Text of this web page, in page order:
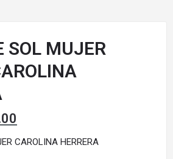
SOL MUJER
CAROLINA HERRERA